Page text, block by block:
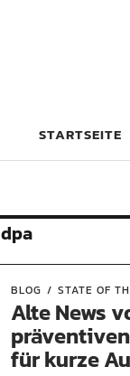
STARTSEITE
dpa
BLOG STATE OF
Alte News
für kurze